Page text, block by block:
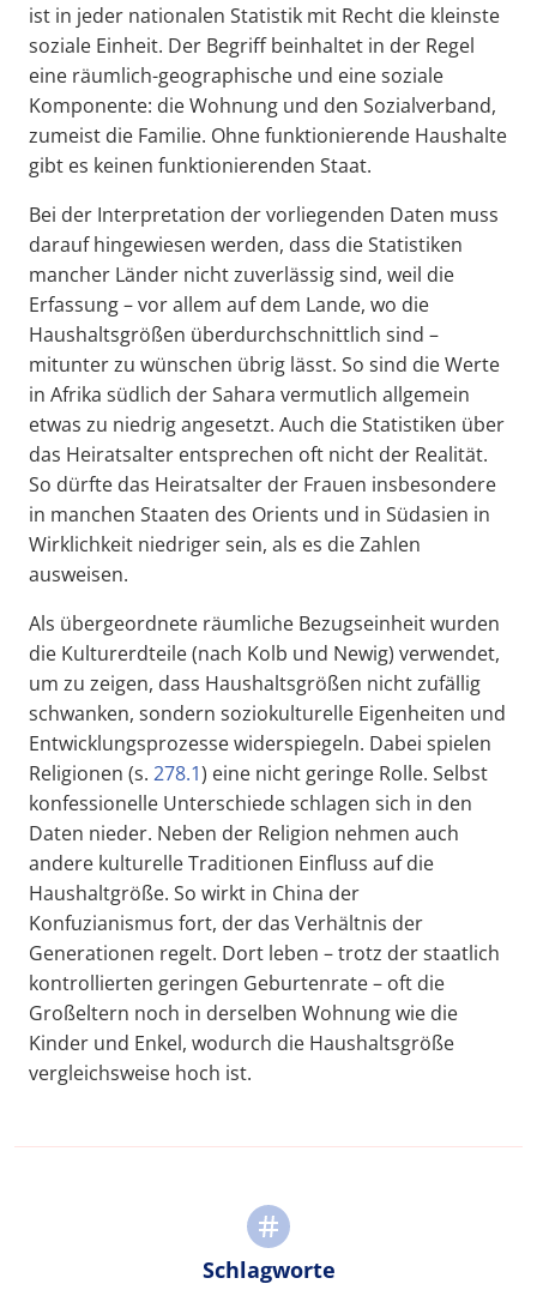
ist in jeder nationalen Statistik mit Recht die kleinste
soziale Einheit. Der Begriff beinhaltet in der Regel
eine räumlich-geographische und eine soziale
Komponente: die Wohnung und den Sozialverband,
zumeist die Familie. Ohne funktionierende Haushalte
gibt es keinen funktionierenden Staat.
Bei der Interpretation der vorliegenden Daten muss
darauf hingewiesen werden, dass die Statistiken
mancher Länder nicht zuverlässig sind, weil die
Erfassung – vor allem auf dem Lande, wo die
Haushaltsgrößen überdurchschnittlich sind –
mitunter zu wünschen übrig lässt. So sind die Werte
in Afrika südlich der Sahara vermutlich allgemein
etwas zu niedrig angesetzt. Auch die Statistiken über
das Heiratsalter entsprechen oft nicht der Realität.
So dürfte das Heiratsalter der Frauen insbesondere
in manchen Staaten des Orients und in Südasien in
Wirklichkeit niedriger sein, als es die Zahlen
ausweisen.
Als übergeordnete räumliche Bezugseinheit wurden
die Kulturerdteile (nach Kolb und Newig) verwendet,
um zu zeigen, dass Haushaltsgrößen nicht zufällig
schwanken, sondern soziokulturelle Eigenheiten und
Entwicklungsprozesse widerspiegeln. Dabei spielen
Religionen (s. 278.1) eine nicht geringe Rolle. Selbst
konfessionelle Unterschiede schlagen sich in den
Daten nieder. Neben der Religion nehmen auch
andere kulturelle Traditionen Einfluss auf die
Haushaltgröße. So wirkt in China der
Konfuzianismus fort, der das Verhältnis der
Generationen regelt. Dort leben – trotz der staatlich
kontrollierten geringen Geburtenrate – oft die
Großeltern noch in derselben Wohnung wie die
Kinder und Enkel, wodurch die Haushaltsgröße
vergleichsweise hoch ist.
Schlagworte